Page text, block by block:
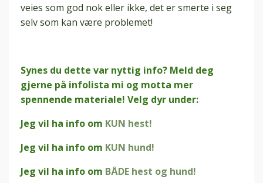
veies som god nok eller ikke, det er smerte i seg
selv som kan være problemet!
Synes du dette var nyttig info? Meld deg
gjerne på infolista mi og motta mer
spennende materiale! Velg dyr under:
Jeg vil ha info om KUN hest!
Jeg vil ha info om KUN hund!
Jeg vil ha info om BÅDE hest og hund!